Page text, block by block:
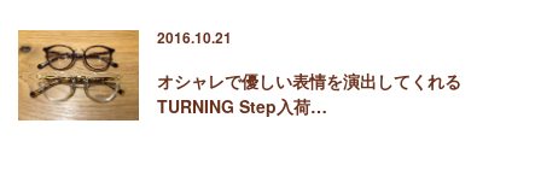
2016.10.21
オシャレで優しい表情を演出してくれる
TURNING Step入荷…